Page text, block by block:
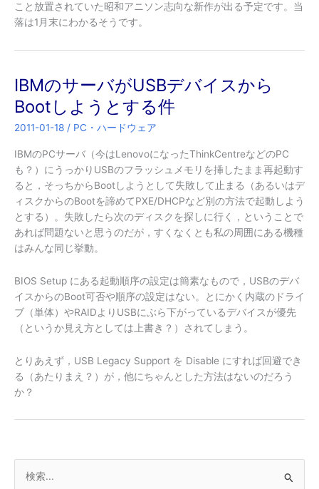
こと放置されていた昭和アニソン志向な新作が出る予定です。当
落は1月末にわかるそうです。
IBMのサーバがUSBデバイスから
Bootしようとする件
2011-01-18 / PC・ハードウェア
IBMのPCサーバ（今はLenovoになったThinkCentreなどのPC
も？）にうっかりUSBのフラッシュメモリを挿したまま再起動す
ると，そっちからBootしようとして失敗して止まる（あるいはデ
ィスクからのBootを諦めてPXE/DHCPなど別の方法で起動しよう
とする）。失敗したら次のディスクを探しに行く，ということで
あれば問題ないと思うのだが，すくなくとも私の周囲にある機種
はみんな同じ挙動。
BIOS Setup にある起動順序の設定は簡素なもので，USBのデバ
イスからのBoot可否や順序の設定はない。とにかく内蔵のドライ
ブ（単体）やRAIDよりUSBにぶら下がっているデバイスが優先
（というか見え方としては上書き？）されてしまう。
とりあえず，USB Legacy Support を Disable にすれば回避でき
る（あたりまえ？）が，他にちゃんとした方法はないのだろう
か？